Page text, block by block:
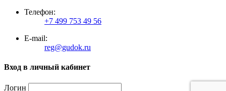
Телефон:
+7 499 753 49 56
E-mail:
reg@gudok.ru
Вход в личный кабинет
Логин